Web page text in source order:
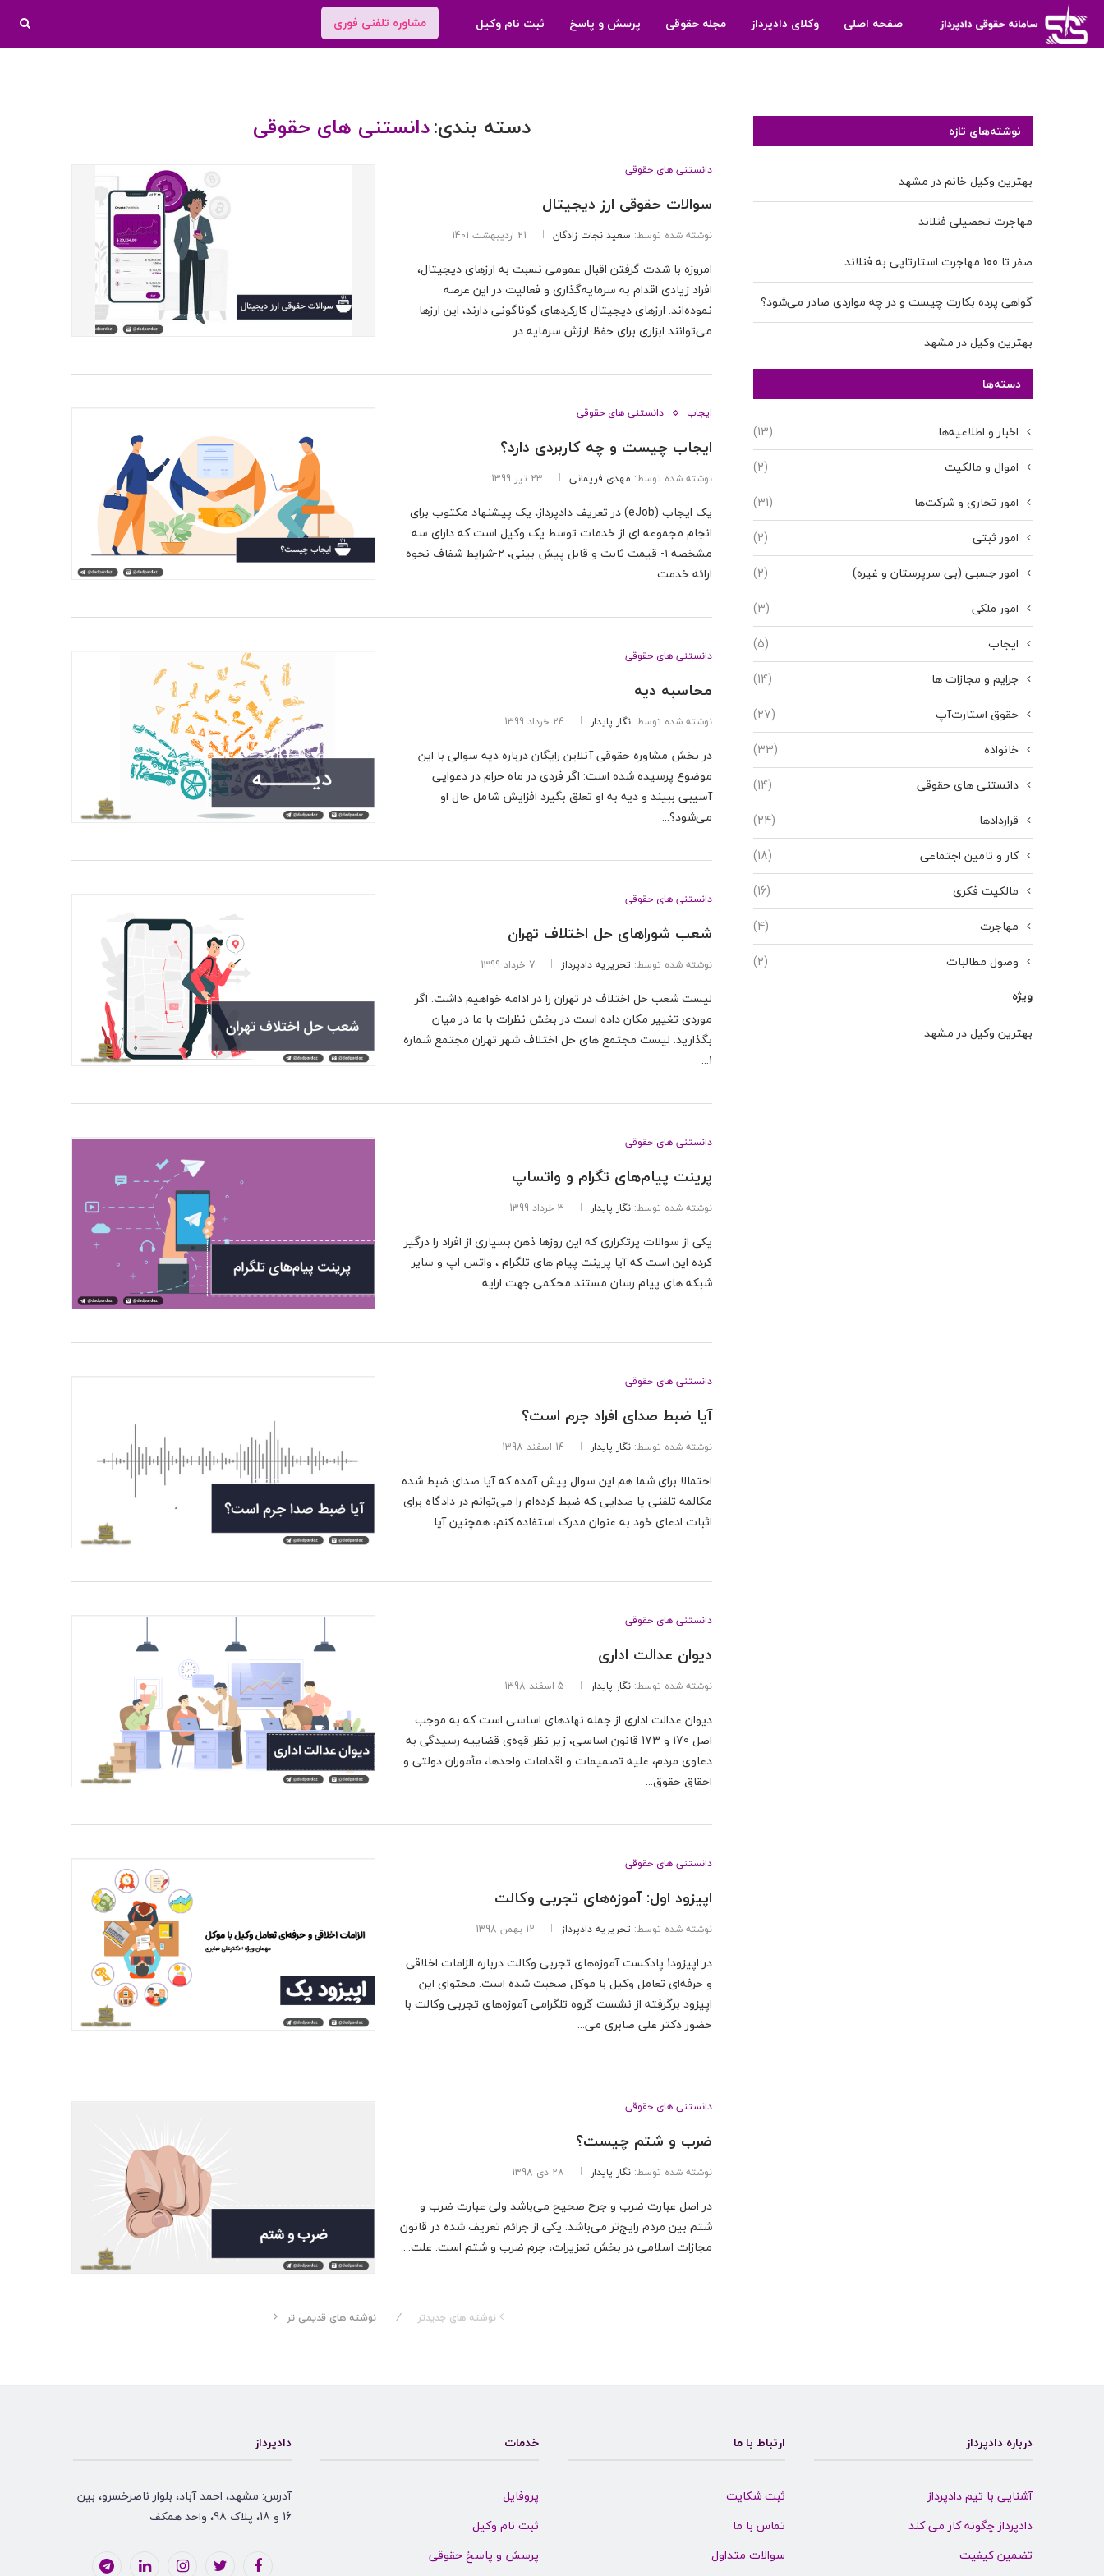
صفحه اصلی وکلای دادپرداز مجله حقوقی پرسش و پاسخ ثبت نام وکیل مشاوره تلفنی فوری
دسته بندی:دانستنی های حقوقی
دانستنی های حقوقی
سوالات حقوقی ارز دیجیتال
نوشته شده توسط: سعید نجات زادگان 21 اردیبهشت 1401
امروزه با شدت گرفتن اقبال عمومی نسبت به ارز‌های دیجیتال،
افراد زیادی اقدام به سرمایه‌‌گذاری و فعالیت در این عرصه
نموده‌اند. ارز‌های دیجیتال کارکرد‌های گوناگونی دارند، این ارز‌ها
می‌توانند ابزاری برای حفظ ارزش سرمایه در...
ایجاب دانستنی های حقوقی
ایجاب چیست و چه کاربردی دارد؟
نوشته شده توسط: مهدی فریمانی 23 تیر 1399
یک ایجاب (eJob) در تعریف دادپرداز، یک پیشنهاد مکتوب برای
انجام مجموعه ای از خدمات توسط یک وکیل است که دارای سه
مشخصه ۱- قیمت ثابت و قابل پیش بینی، ۲-شرایط شفاف نحوه
ارائه خدمت...
دانستنی های حقوقی
محاسبه دیه
نوشته شده توسط:نگار پایدار 24 خرداد 1399
در بخش مشاوره حقوقی آنلاین رایگان درباره دیه سوالی با این
موضوع پرسیده شده است: اگر فردی در ماه حرام در دعوایی
آسیبی ببیند و دیه به او تعلق بگیرد افزایش شامل حال او
می‌شود؟...
دانستنی های حقوقی
شعب شوراهای حل اختلاف تهران
نوشته شده توسط: تحریریه دادپرداز 7 خرداد 1399
لیست شعب حل اختلاف در تهران را در ادامه خواهیم داشت. اگر
موردی تغییر مکان داده است در بخش نظرات با ما در میان
بگذارید. لیست مجتمع های حل اختلاف شهر تهران مجتمع شماره
۱...
دانستنی های حقوقی
پرینت پیام‌های تگرام و واتساپ
نوشته شده توسط:نگار پایدار 3 خرداد 1399
یکی از سوالات پرتکراری که این روزها ذهن بسیاری از افراد را درگیر
کرده این است که آیا پرینت پیام های تلگرام ، واتس اپ و سایر
شبکه های پیام رسان مستند محکمی جهت ارایه...
دانستنی های حقوقی
آیا ضبط صدای افراد جرم است؟
نوشته شده توسط:نگار پایدار 14 اسفند 1398
احتمالا برای شما هم این سوال پیش آمده که آیا صدای ضبط شده
مکالمه تلفنی یا صدایی که ضبط کرده‌ام را می‌توانم در دادگاه برای
اثبات ادعای خود به عنوان مدرک استفاده کنم، همچنین آیا...
دانستنی های حقوقی
دیوان عدالت اداری
نوشته شده توسط:نگار پایدار 5 اسفند 1398
دیوان عدالت اداری از جمله نهادهای اساسی است که به موجب
اصل 170 و 173 قانون اساسی، زیر نظر قوه‌ی قضاییه رسیدگی به
دعاوی مردم، علیه تصمیمات و اقدامات واحدها، مأموران دولتی و
احقاق حقوق...
دانستنی های حقوقی
اپیزود اول: آموزه‌های تجربی وکالت
نوشته شده توسط: تحریریه دادپرداز 12 بهمن 1398
در اپیزود1 پادکست آموزه‌های تجربی وکالت درباره الزامات اخلاقی
و حرفه‌ای تعامل وکیل با موکل صحبت شده است. محتوای این
اپیزود برگرفته از نشست گروه تلگرامی آموزه‌های تجربی وکالت با
حضور دکتر علی صابری می...
دانستنی های حقوقی
ضرب و شتم چیست؟
نوشته شده توسط:نگار پایدار 28 دی 1398
در اصل عبارت ضرب و جرح صحیح می‌باشد ولی عبارت ضرب و
شتم بین مردم رایج‌تر می‌باشد. یکی از جرائم تعریف شده در قانون
مجازات اسلامی در بخش تعزیرات، جرم ضرب و شتم است. علت...
نوشته های جدیدتر نوشته های قدیمی تر
نوشته‌های تازه
بهترین وکیل خانم در مشهد
مهاجرت تحصیلی فنلاند
صفر تا ۱۰۰ مهاجرت استارتاپی به فنلاند
گواهی پرده بکارت چیست و در چه مواردی صادر می‌شود؟
بهترین وکیل در مشهد
دسته‌ها
اخبار و اطلاعیه‌ها
(13)
اموال و مالکیت
(2)
امور تجاری و شرکت‌ها
(31)
امور ثبتی
(2)
امور حِسبی (بی سرپرستان و غیره)
(2)
امور ملکی
(3)
ایجاب
(5)
جرایم و مجازات ها
(14)
حقوق استارت‌آپ
(27)
خانواده
(33)
دانستنی های حقوقی
(14)
قراردادها
(24)
کار و تامین اجتماعی
(18)
مالکیت فکری
(16)
مهاجرت
(4)
وصول مطالبات
(2)
ویژه
بهترین وکیل در مشهد
درباره دادپرداز
آشنایی با تیم دادپرداز
دادپرداز چگونه کار می کند
تضمین کیفیت
ارتباط با ما
ثبت شکایت
تماس با ما
سوالات متداول
خدمات
پروفایل
ثبت نام وکیل
پرسش و پاسخ حقوقی
دادپرداز
آدرس: مشهد، احمد آباد، بلوار ناصرخسرو، بین
16 و 18، پلاک 98، واحد همکف